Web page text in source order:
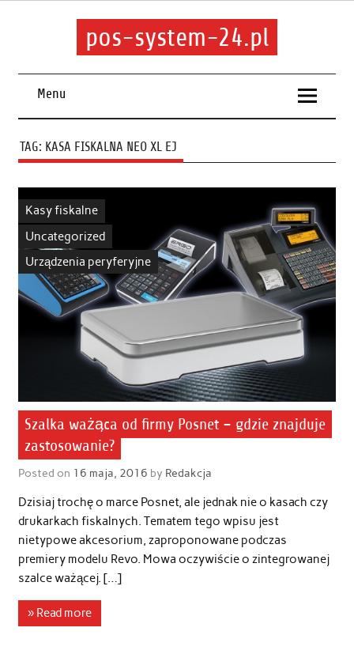
pos-system-24.pl
Menu
TAG: KASA FISKALNA NEO XL EJ
Kasy fiskalne
Uncategorized
Urządzenia peryferyjne
Szalka ważąca od firmy Posnet – gdzie znajduje
zastosowanie?
Posted on 16 maja, 2016 by Redakcja
Dzisiaj trochę o marce Posnet, ale jednak nie o kasach czy
drukarkach fiskalnych. Tematem tego wpisu jest
nietypowe akcesorium, zaproponowane podczas
premiery modelu Revo. Mowa oczywiście o zintegrowanej
szalce ważącej. […]
» Read more